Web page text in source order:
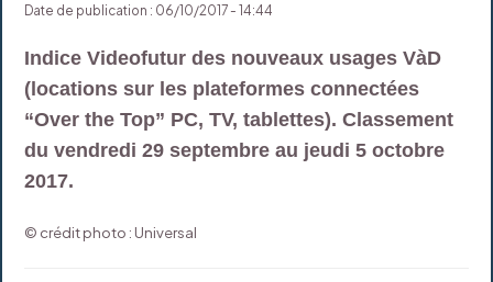
Date de publication : 06/10/2017 - 14:44
Indice Videofutur des nouveaux usages VàD
(locations sur les plateformes connectées
“Over the Top” PC, TV, tablettes). Classement
du vendredi 29 septembre au jeudi 5 octobre
2017.
© crédit photo : Universal